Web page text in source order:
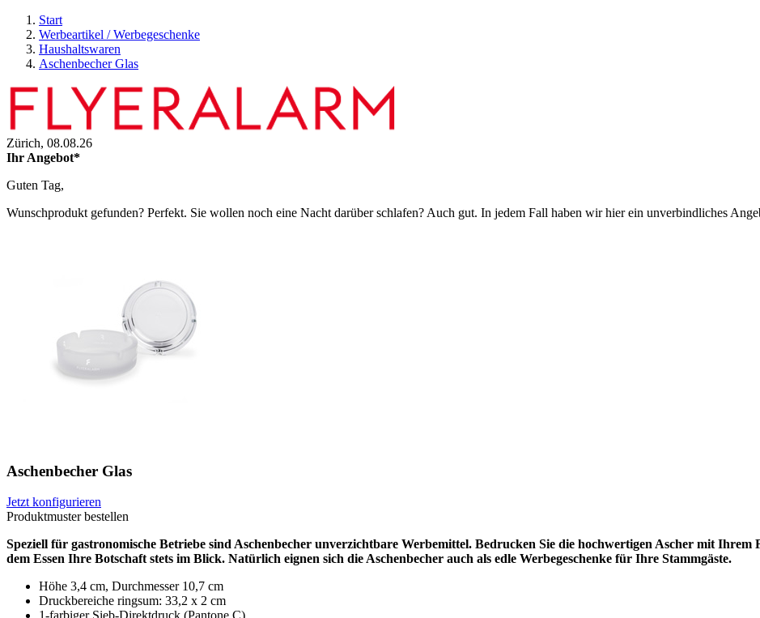
Start
Werbeartikel / Werbegeschenke
Haushaltswaren
Aschenbecher Glas
Zürich, 08.08.26
Ihr Angebot*
Guten Tag,
Wunschprodukt gefunden? Perfekt. Sie wollen noch eine Nacht darüber schlafen? Auch gut. In jedem Fall haben wir hier ein unverbindliches
Aschenbecher Glas
Jetzt konfigurieren
Produktmuster bestellen
Speziell für gastronomische Betriebe sind Aschenbecher unverzichtbare Werbemittel. Bedrucken Sie die hochwertigen Ascher mit
dem Essen Ihre Botschaft stets im Blick. Natürlich eignen sich die Aschenbecher auch als edle Werbegeschenke für Ihre Stammgäste.
Höhe 3,4 cm, Durchmesser 10,7 cm
Druckbereiche ringsum: 33,2 x 2 cm